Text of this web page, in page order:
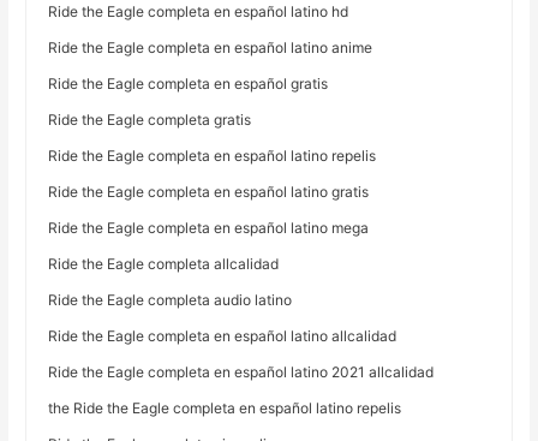
Ride the Eagle completa en español latino hd
Ride the Eagle completa en español latino anime
Ride the Eagle completa en español gratis
Ride the Eagle completa gratis
Ride the Eagle completa en español latino repelis
Ride the Eagle completa en español latino gratis
Ride the Eagle completa en español latino mega
Ride the Eagle completa allcalidad
Ride the Eagle completa audio latino
Ride the Eagle completa en español latino allcalidad
Ride the Eagle completa en español latino 2021 allcalidad
the Ride the Eagle completa en español latino repelis